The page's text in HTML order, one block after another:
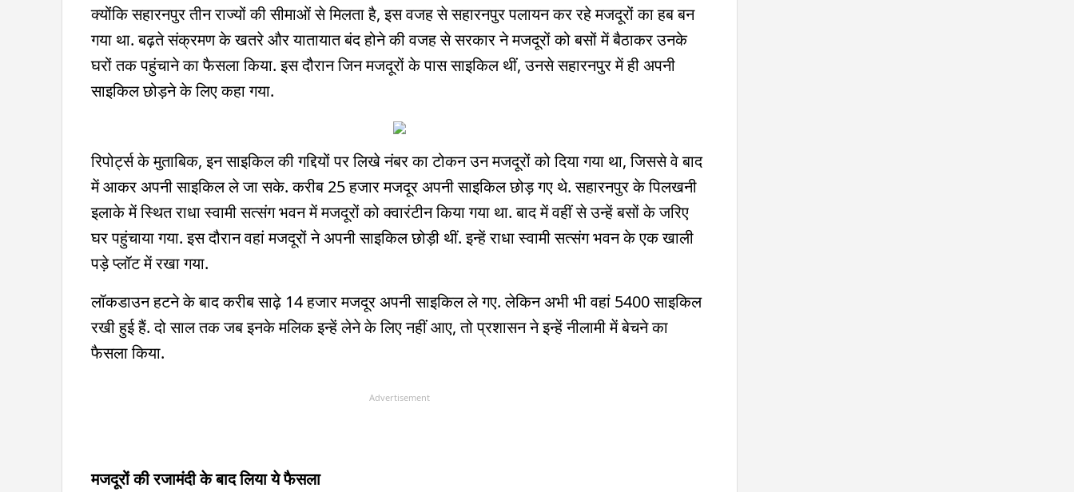
क्योंकि सहारनपुर तीन राज्यों की सीमाओं से मिलता है, इस वजह से सहारनपुर पलायन कर रहे मजदूरों का हब बन
गया था. बढ़ते संक्रमण के खतरे और यातायात बंद होने की वजह से सरकार ने मजदूरों को बसों में बैठाकर उनके
घरों तक पहुंचाने का फैसला किया. इस दौरान जिन मजदूरों के पास साइकिल थीं, उनसे सहारनपुर में ही अपनी
साइकिल छोड़ने के लिए कहा गया.
रिपोर्ट्स के मुताबिक, इन साइकिल की गद्दियों पर लिखे नंबर का टोकन उन मजदूरों को दिया गया था, जिससे वे बाद
में आकर अपनी साइकिल ले जा सके. करीब 25 हजार मजदूर अपनी साइकिल छोड़ गए थे. सहारनपुर के पिलखनी
इलाके में स्थित राधा स्वामी सत्संग भवन में मजदूरों को क्वारंटीन किया गया था. बाद में वहीं से उन्हें बसों के जरिए
घर पहुंचाया गया. इस दौरान वहां मजदूरों ने अपनी साइकिल छोड़ी थीं. इन्हें राधा स्वामी सत्संग भवन के एक खाली
पड़े प्लॉट में रखा गया.
लॉकडाउन हटने के बाद करीब साढ़े 14 हजार मजदूर अपनी साइकिल ले गए. लेकिन अभी भी वहां 5400 साइकिल
रखी हुई हैं. दो साल तक जब इनके मलिक इन्हें लेने के लिए नहीं आए, तो प्रशासन ने इन्हें नीलामी में बेचने का
फैसला किया.
Advertisement
मजदूरों की रजामंदी के बाद लिया ये फैसला